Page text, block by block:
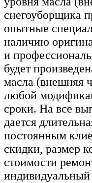
снегоуборщика
опытные
наличию
и
будет
масла (внешняя
любой
сроки. На все
дается
постоянным
скидки, размер
стоимости